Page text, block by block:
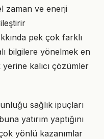
zaman ve enerji
pek çok farklı
bilgilere yönelmek en
yerine kalıcı çözümler
sağlık ipuçları
yatırım yaptığını
yönlü kazanımlar